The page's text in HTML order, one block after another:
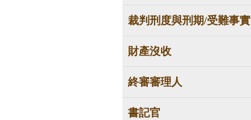
裁判刑度與刑期/受難事實
財產沒收
終審審理人
書記官